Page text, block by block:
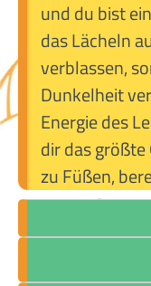
und du bist
das Lächeln
verblassen,
Dunkelheit
Energie des
dir das
zu Füßen,